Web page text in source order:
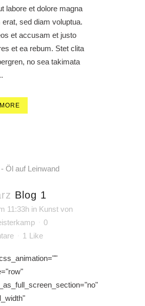
labore et dolore magna
erat, sed diam voluptua.
et accusam et justo
et ea rebum. Stet clita
no sea takimata
Blog 1
11:33h in Kunst von
0
1 Like